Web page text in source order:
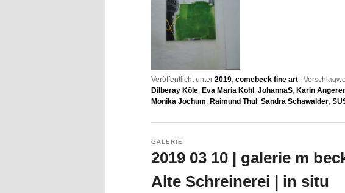
Veröffentlicht unter 2019, comebeck fine art
Dilberay Köle, Eva Maria Kohl , JohannaS, Karin Angerer
Monika Jochum, Raimund Thul , Sandra Schawalder,
2019 03 10 | galerie m
Alte Schreinerei | in situ
GALERIE